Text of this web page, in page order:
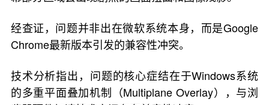
经查证，问题并非出在微软系统本身，而是Google
Chrome最新版本引发的兼容性冲突。
技术分析指出，问题的核心症结在于Windows系统
的多重平面叠加机制（Multiplane Overlay），与浏